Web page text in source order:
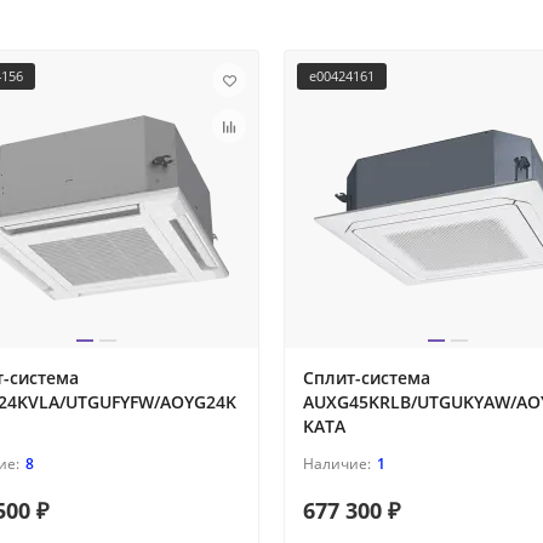
система
UTGUFYFW/AOYG24K
8
₽
e00424161
Сплит-система
AUXG45KRLB/UTGUKYAW/
KATA
1
677 300 ₽